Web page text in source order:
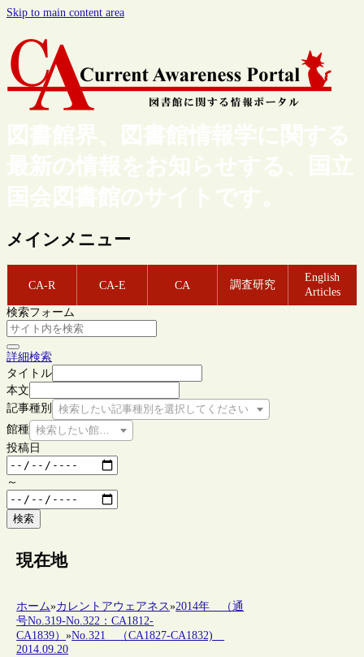
Skip to main content area
図書館界、図書館情報学に関する
最新の情報をお知らせする、国立
国会図書館のサイトです。
メインメニュー
CA-R CA-E CA 調査研究
English
Articles
検索フォーム
詳細検索
タイトル
本文
記事種別
検索したい記事種別を選択してください
館種 検索したい館種を選択してください
投稿日
～
検索
現在地
ホーム»カレントアウェアネス»2014年 （通
号No.319-No.322：CA1812-
CA1839）»No.321 （CA1827-CA1832)
2014.09.20